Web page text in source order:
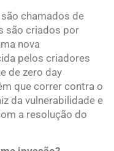
chamados de
são criados por
nova
pelos criadores
de zero day
que correr contra o
da vulnerabilidade e
a resolução do